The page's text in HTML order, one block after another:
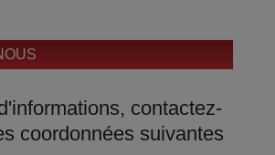
contactez-
coordonnées suivantes